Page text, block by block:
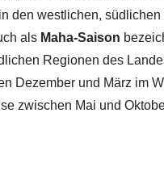
den westlichen,
als Maha-Saison
Regionen des
Dezember und März im
zwischen Mai und